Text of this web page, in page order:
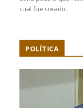
cual fue creado.
POLÍTICA